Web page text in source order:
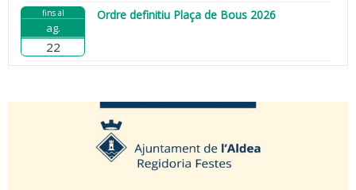
fins al
ag.
22
Ordre definitiu Plaça de Bous 2026